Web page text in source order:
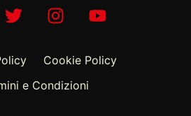
Cookie Policy
e Condizioni